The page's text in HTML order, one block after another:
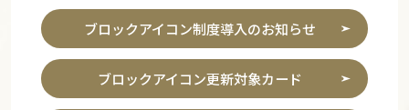
ブロックアイコン制度導入のお知らせ
ブロックアイコン更新対象カード